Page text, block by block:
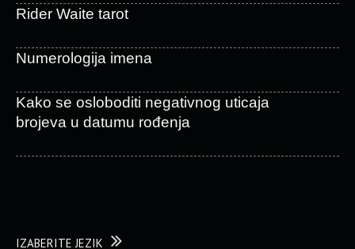
Rider Waite tarot
Numerologija imena
Kako se osloboditi negativnog uticaja
brojeva u datumu rođenja
IZABERITE JEZIK